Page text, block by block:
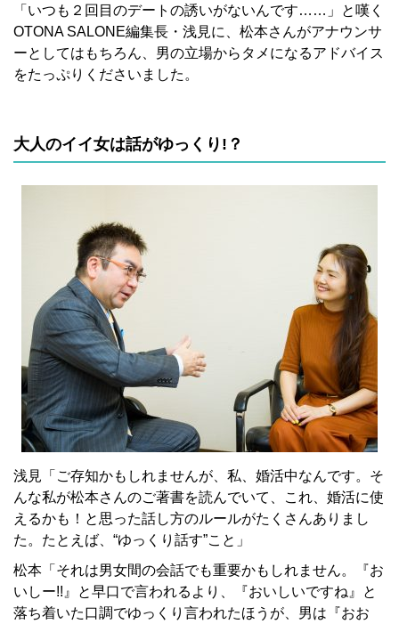
「いつも２回目のデートの誘いがないんです……」と嘆く
OTONA SALONE編集長・浅見に、松本さんがアナウンサ
ーとしてはもちろん、男の立場からタメになるアドバイス
をたっぷりくださいました。
大人のイイ女は話がゆっくり!？
浅見「ご存知かもしれませんが、私、婚活中なんです。そ
んな私が松本さんのご著書を読んでいて、これ、婚活に使
えるかも！と思った話し方のルールがたくさんありまし
た。たとえば、“ゆっくり話す”こと」
松本「それは男女間の会話でも重要かもしれません。『お
いしー!!』と早口で言われるより、『おいしいですね』と
落ち着いた口調でゆっくり言われたほうが、男は『おお